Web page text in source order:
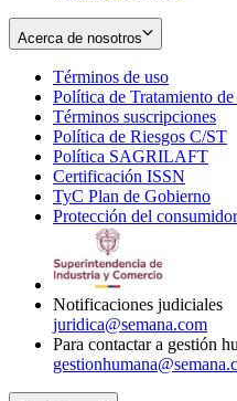
Acerca de nosotros
Términos de uso
in
new
window
Política de Tratamiento
Términos suscripciones
in
Política de Riesgos C/ST
Política SAGRILAFT
new
Certificación ISSN
in
new
TyC Plan de Gobierno
in
Protección del consumidor
Notificaciones judiciales
juridica@semana.com
Para contactar a gestión